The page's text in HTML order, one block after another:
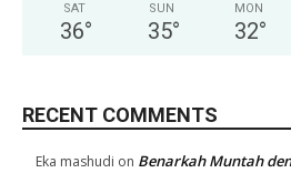
SAT
36°
SUN
35°
MON
32°
RECENT COMMENTS
Eka mashudi on Benarkah Muntah